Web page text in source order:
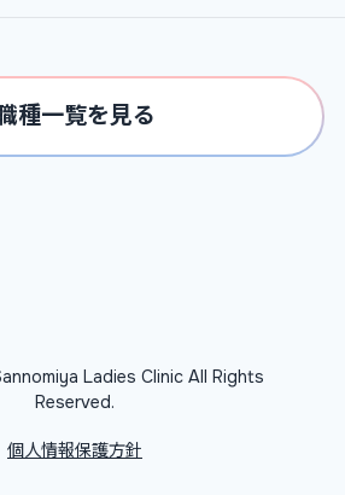
種一覧を見る
Ladies Clinic All Rights
Reserved.
個人情報保護方針